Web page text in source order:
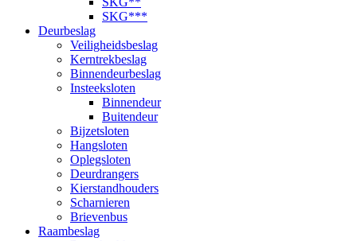
SKG***
Deurbeslag
Veiligheidsbeslag
Kerntrekbeslag
Binnendeurbeslag
Insteeksloten
Binnendeur
Buitendeur
Bijzetsloten
Hangsloten
Oplegsloten
Deurdrangers
Kierstandhouders
Scharnieren
Brievenbus
Raambeslag